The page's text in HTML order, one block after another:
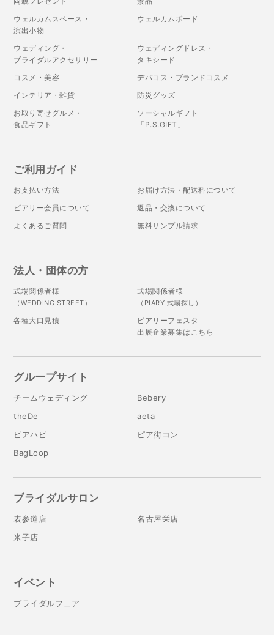
ウェルカムスペース・
演出小物
ウェルカムボード
ウェディング・
ブライダルアクセサリー
ウェディングドレス・
タキシード
コスメ・美容
デパコス・ブランドコスメ
インテリア・雑貨
防災グッズ
お取り寄せグルメ・
食品ギフト
ソーシャルギフト
「P.S.GIFT」
ご利用ガイド
お支払い方法
お届け方法・配送料について
ピアリー会員について
返品・交換について
よくあるご質問
無料サンプル請求
法人・団体の方
式場関係者様
（WEDDING STREET）
式場関係者様
（PIARY 式場探し）
各種大口見積
ピアリーフェスタ
出展企業募集はこちら
グループサイト
チームウェディング
Bebery
theDe
aeta
ピアハピ
ピア街コン
BagLoop
ブライダルサロン
表参道店
名古屋栄店
米子店
イベント
ブライダルフェア